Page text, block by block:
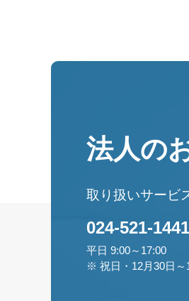
法人の
取り扱いサービ
024-521-1441
平日 9:00～17:00
※ 祝日・12月30日～